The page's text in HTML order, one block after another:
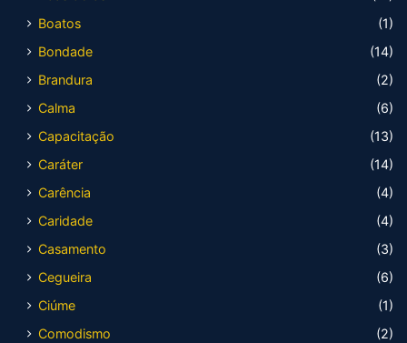
Boatos
(1)
Bondade
(14)
Brandura
(2)
Calma
(6)
Capacitação
(13)
Caráter
(14)
Carência
(4)
Caridade
(4)
Casamento
(3)
Cegueira
(6)
Ciúme
(1)
Comodismo
(2)